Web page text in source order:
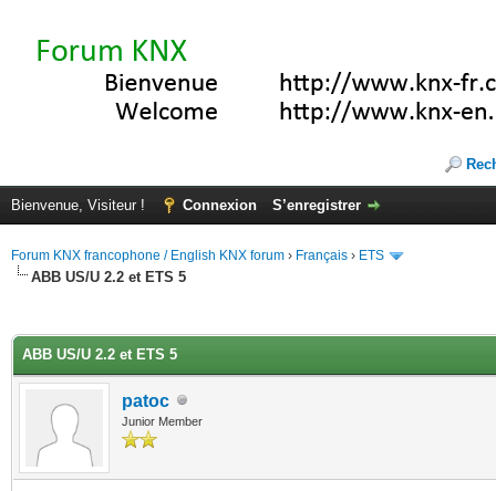
Bienvenue, Visiteur ! Connexion S’enregistrer
Forum KNX francophone / English KNX forum › Français › ETS
ABB US/U 2.2 et ETS 5
ABB US/U 2.2 et ETS 5
patoc
Junior Member